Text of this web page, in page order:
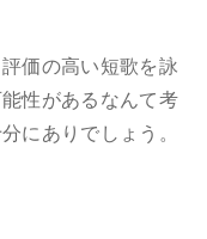
価の高い短歌を詠
性があるなんて考
にありでしょう。